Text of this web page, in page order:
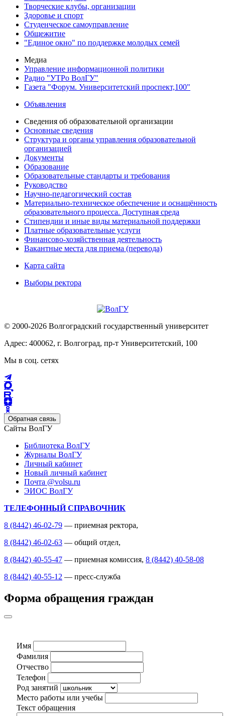
Творческие клубы, организации
Здоровье и спорт
Студенческое самоуправление
Общежитие
"Единое окно" по поддержке молодых семей
Медиа
Управление информационной политики
Радио "УТРо ВолГУ"
Газета "Форум. Университетский проспект,100"
Объявления
Сведения об образовательной организации
Основные сведения
Структура и органы управления образовательной
организацией
Документы
Образование
Образовательные стандарты и требования
Руководство
Научно-педагогический состав
Материально-техническое обеспечение и оснащённость
образовательного процесса. Доступная среда
Стипендии и иные виды материальной поддержки
Платные образовательные услуги
Финансово-хозяйственная деятельность
Вакантные места для приема (перевода)
Карта сайта
Выборы ректора
© 2000-2026 Волгоградский государственный университет
Адрес: 400062, г. Волгоград, пр-т Университетский, 100
Мы в соц. сетях
Обратная связь
Сайты ВолГУ
Библиотека ВолГУ
Журналы ВолГУ
Личный кабинет
Новый личный кабинет
Почта @volsu.ru
ЭИОС ВолГУ
ТЕЛЕФОННЫЙ СПРАВОЧНИК
8 (8442) 46-02-79 — приемная ректора,
8 (8442) 46-02-63 — общий отдел,
8 (8442) 40-55-47 — приемная комиссия, 8 (8442) 40-58-08
8 (8442) 40-55-12 — пресс-служба
Форма обращения граждан
Имя
Фамилия
Отчество
Телефон
Род занятий
Место работы или учебы
Текст обращения